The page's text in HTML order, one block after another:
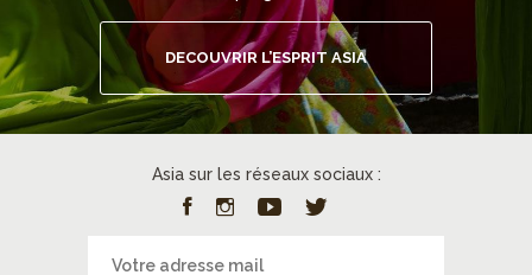
DECOUVRIR L’ESPRIT ASIA
Asia sur les réseaux sociaux :